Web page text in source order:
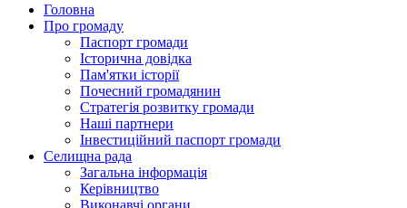
Головна
Про громаду
Паспорт громади
Історична довідка
Пам'ятки історії
Почесний громадянин
Стратегія розвитку громади
Наші партнери
Інвестиційний паспорт громади
Селищна рада
Загальна інформація
Керівництво
Виконавчі органи